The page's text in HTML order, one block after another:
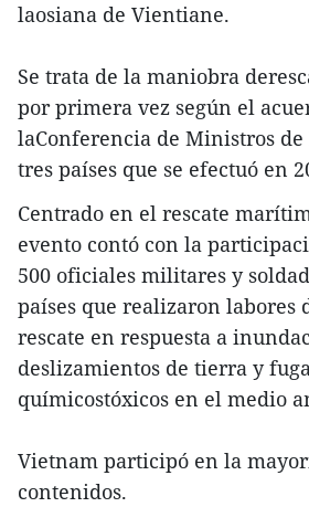
laosiana de Vientiane.
Se trata de la maniobra
por primera vez según el
laConferencia de Ministros de
tres países que se efectuó en
Centrado en el rescate
evento contó con la
500 oficiales militares y
países que realizaron labores
rescate en respuesta a
deslizamientos de tierra y
químicostóxicos en el medio
Vietnam participó en la
contenidos.